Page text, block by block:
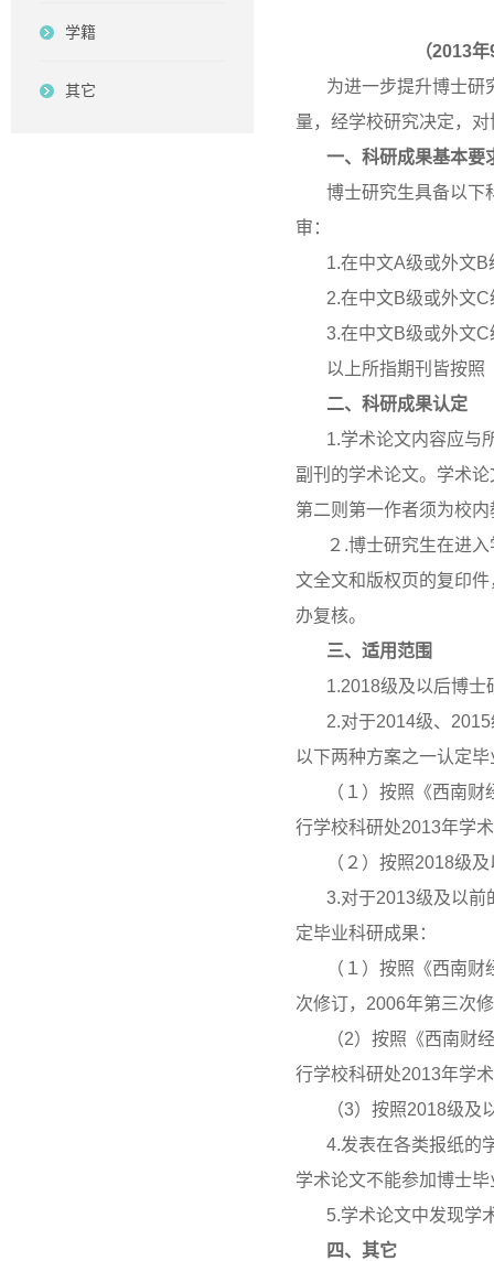
学籍
其它
（2013
为进一步提升博士研
量，经学校研究决定，
一、科研成果基本要
博士研究生具备以下
审：
1.在中文A级或外文
2.在中文B级或外文
3.在中文B级或外文
以上所指期刊皆按照
二、科研成果认定
1.学术论文内容应与
副刊的学术论文。学术
第二则第一作者须为校
２.博士研究生在进
文全文和版权页的复印
办复核。
三、适用范围
1.2018级及以后博士
2.对于2014级、
以下两种方案之一认定
（１）按照《西南
行学校科研处2013年学
（２）按照2018级
3.对于2013级及以前
定毕业科研成果：
（１）按照《西南
次修订，2006年第三次
（2）按照《西南财
行学校科研处2013年学
（3）按照2018级及
4.发表在各类报纸的
学术论文不能参加博士
5.学术论文中发现学
四、其它